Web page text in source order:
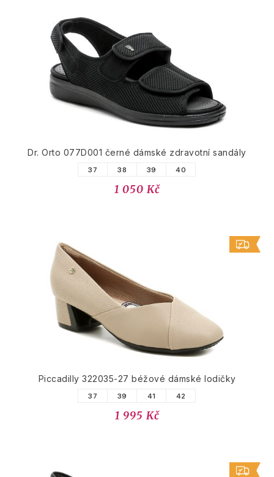
Dr. Orto 077D001 černé dámské zdravotní sandály
37 38 39 40
1 050 Kč
Piccadilly 322035-27 béžové dámské lodičky
37 39 41 42
1 995 Kč